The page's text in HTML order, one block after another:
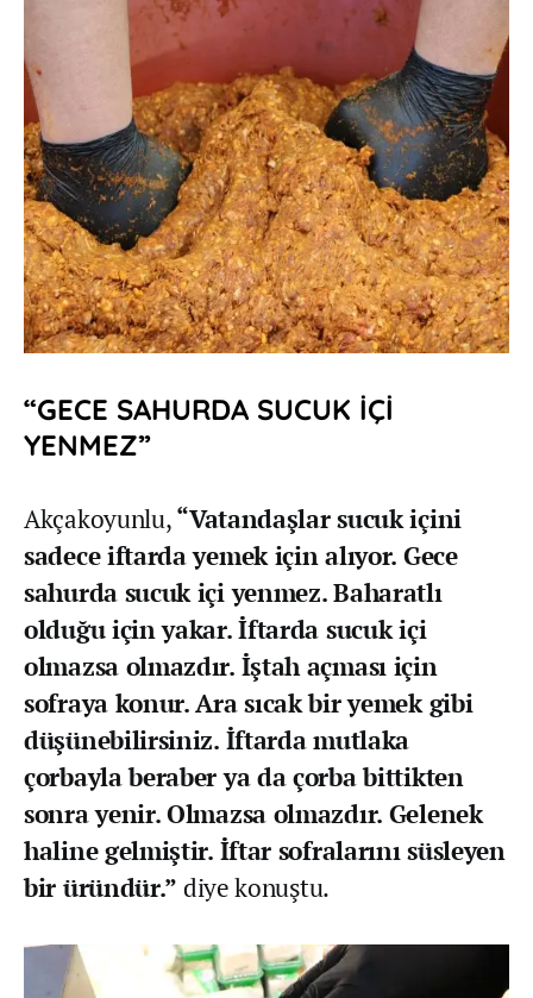
“GECE SAHURDA SUCUK İÇİ
YENMEZ”
Akçakoyunlu,“Vatandaşlar sucuk içini
sadece iftarda yemek için alıyor. Gece
sahurda sucuk içi yenmez. Baharatlı
olduğu için yakar. İftarda sucuk içi
olmazsa olmazdır. İştah açması için
sofraya konur. Ara sıcak bir yemek gibi
düşünebilirsiniz. İftarda mutlaka
çorbayla beraber ya da çorba bittikten
sonra yenir. Olmazsa olmazdır. Gelenek
haline gelmiştir. İftar sofralarını süsleyen
bir üründür.” diye konuştu.